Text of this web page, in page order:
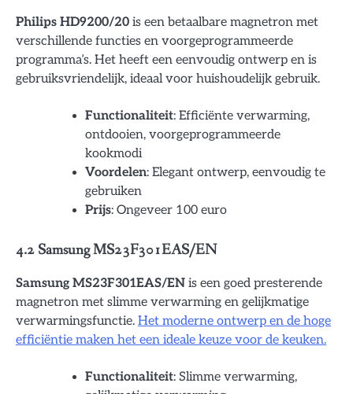
Philips HD9200/20 is een betaalbare magnetron met
verschillende functies en voorgeprogrammeerde
programma’s. Het heeft een eenvoudig ontwerp en is
gebruiksvriendelijk, ideaal voor huishoudelijk gebruik.
Functionaliteit: Efficiënte verwarming,
ontdooien, voorgeprogrammeerde
kookmodi
Voordelen: Elegant ontwerp, eenvoudig te
gebruiken
Prijs: Ongeveer 100 euro
4.2 Samsung MS23F301EAS/EN
Samsung MS23F301EAS/EN is een goed presterende
magnetron met slimme verwarming en gelijkmatige
verwarmingsfunctie. Het moderne ontwerp en de hoge
efficiëntie maken het een ideale keuze voor de keuken.
Functionaliteit: Slimme verwarming,